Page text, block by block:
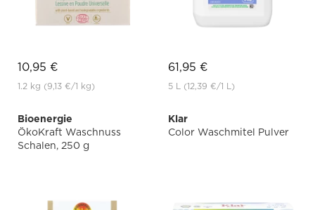
10,95 €
1.2 kg (9,13 €/1 kg)
61,95 €
5 L (12,39 €/1 L)
Bioenergie
ÖkoKraft Waschnuss
Schalen, 250 g
Klar
Color Waschmitel Pulver